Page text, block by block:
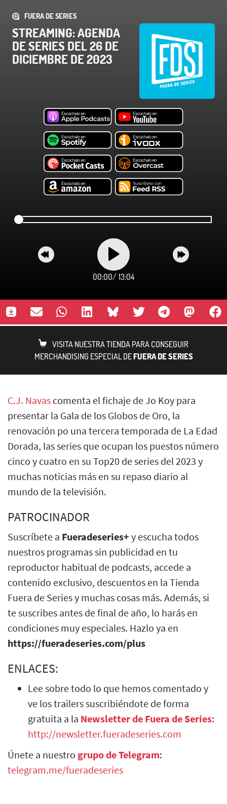
FUERA DE SERIES
STREAMING: AGENDA
DE SERIES DEL 26 DE
DICIEMBRE DE 2023
00:00/ 13:04
VISITA NUESTRA TIENDA PARA CONSEGUIR
MERCHANDISING ESPECIAL DEFUERA DE SERIES
C.J. Navas comenta el fichaje de Jo Koy para
presentar la Gala de los Globos de Oro, la
renovación po una tercera temporada de La Edad
Dorada, las series que ocupan los puestos número
cinco y cuatro en su Top20 de series del 2023 y
muchas noticias más en su repaso diario al
mundo de la televisión.
PATROCINADOR
Suscríbete a Fueradeseries+ y escucha todos
nuestros programas sin publicidad en tu
reproductor habitual de podcasts, accede a
contenido exclusivo, descuentos en la Tienda
Fuera de Series y muchas cosas más. Además, si
te suscribes antes de final de año, lo harás en
condiciones muy especiales. Hazlo ya en
https://fueradeseries.com/plus
ENLACES:
Lee sobre todo lo que hemos comentado y
ve los trailers suscribiéndote de forma
gratuita a la Newsletter de Fuera de Series:
http://newsletter.fueradeseries.com
Únete a nuestro grupo de Telegram:
telegram.me/fueradeseries